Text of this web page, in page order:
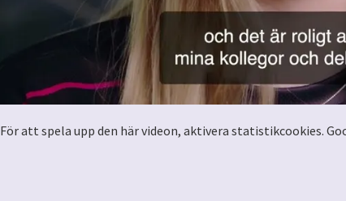
För att spela upp den här videon, aktivera statistikcookies.